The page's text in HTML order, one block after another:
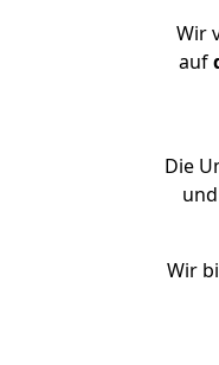
Wir
auf
Die
Wir